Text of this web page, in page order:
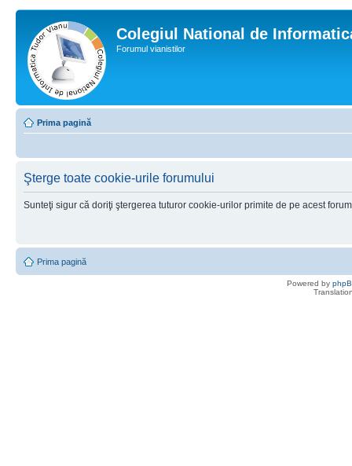
Colegiul National de
Forumul vianistilor
Prima pagină
Şterge toate cookie-urile forumului
Sunteţi sigur că doriţi ştergerea tuturor cookie-urilor primite de pe acest
Prima pagină
Powered by